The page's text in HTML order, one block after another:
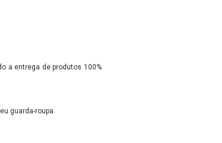
a entrega de produtos 100%
guarda-roupa.